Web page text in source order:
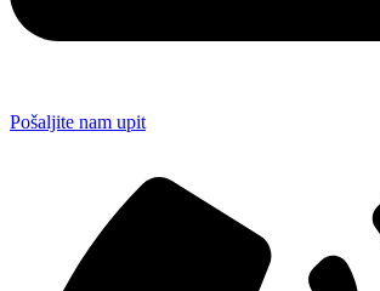
Pošaljite nam upit